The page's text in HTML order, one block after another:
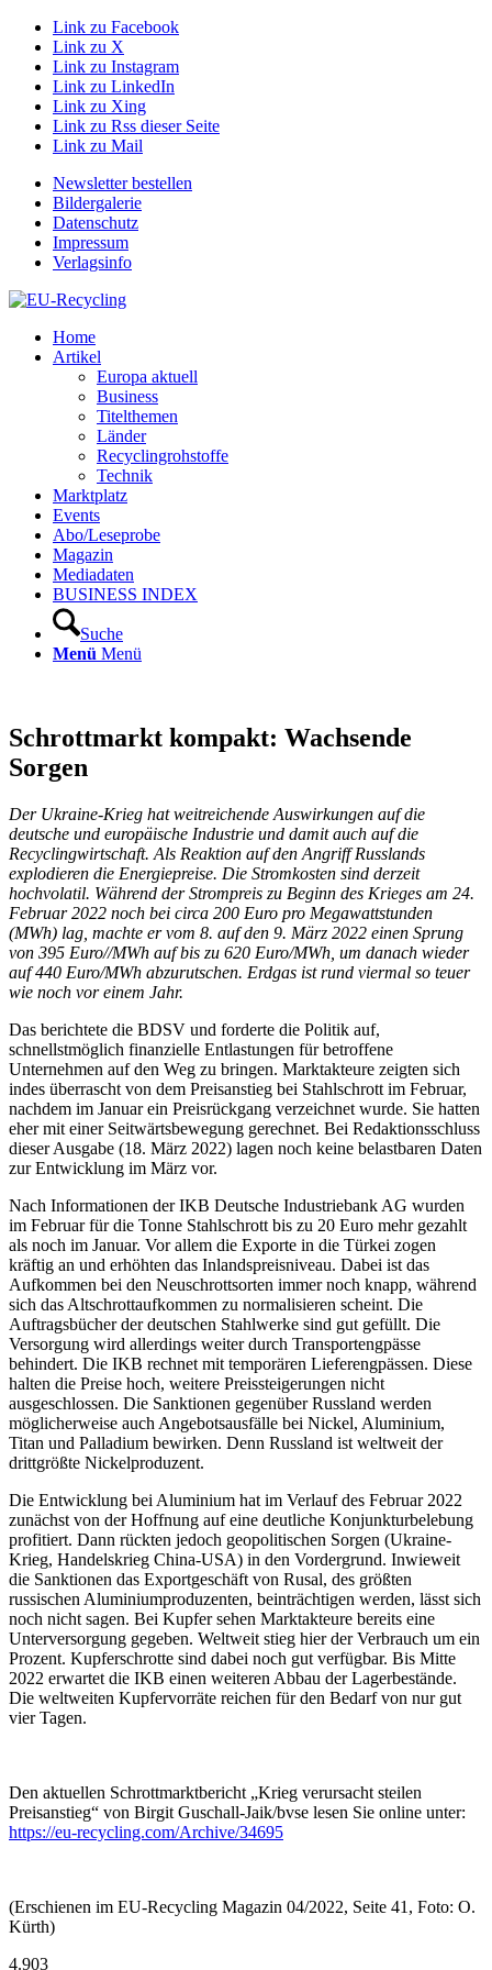
Link zu Facebook
Link zu X
Link zu Instagram
Link zu LinkedIn
Link zu Xing
Link zu Rss dieser Seite
Link zu Mail
Newsletter bestellen
Bildergalerie
Datenschutz
Impressum
Verlagsinfo
Home
Artikel
Europa aktuell
Business
Titelthemen
Länder
Recyclingrohstoffe
Technik
Marktplatz
Events
Abo/Leseprobe
Magazin
Mediadaten
BUSINESS INDEX
Suche
Menü Menü
Schrottmarkt kompakt: Wachsende
Sorgen
Der Ukraine-Krieg hat weitreichende Auswirkungen auf die
deutsche und europäische Industrie und damit auch auf die
Recyclingwirtschaft. Als Reaktion auf den Angriff Russlands
explodieren die Energiepreise. Die Stromkosten sind derzeit
hochvolatil. Während der Strompreis zu Beginn des Krieges am 24.
Februar 2022 noch bei circa 200 Euro pro Megawattstunden
(MWh) lag, machte er vom 8. auf den 9. März 2022 einen Sprung
von 395 Euro//MWh auf bis zu 620 Euro/MWh, um danach wieder
auf 440 Euro/MWh abzurutschen. Erdgas ist rund viermal so teuer
wie noch vor einem Jahr.
Das berichtete die BDSV und forderte die Politik auf,
schnellstmöglich finanzielle Entlastungen für betroffene
Unternehmen auf den Weg zu bringen. Marktakteure zeigten sich
indes überrascht von dem Preisanstieg bei Stahlschrott im Februar,
nachdem im Januar ein Preisrückgang verzeichnet wurde. Sie hatten
eher mit einer Seitwärtsbewegung gerechnet. Bei Redaktionsschluss
dieser Ausgabe (18. März 2022) lagen noch keine belastbaren Daten
zur Entwicklung im März vor.
Nach Informationen der IKB Deutsche Industriebank AG wurden
im Februar für die Tonne Stahlschrott bis zu 20 Euro mehr gezahlt
als noch im Januar. Vor allem die Exporte in die Türkei zogen
kräftig an und erhöhten das Inlandspreisniveau. Dabei ist das
Aufkommen bei den Neuschrottsorten immer noch knapp, während
sich das Altschrottaufkommen zu normalisieren scheint. Die
Auftragsbücher der deutschen Stahlwerke sind gut gefüllt. Die
Versorgung wird allerdings weiter durch Transportengpässe
behindert. Die IKB rechnet mit temporären Lieferengpässen. Diese
halten die Preise hoch, weitere Preissteigerungen nicht
ausgeschlossen. Die Sank­tionen gegenüber Russland werden
möglicherweise auch Angebotsausfälle bei Nickel, Aluminium,
Titan und Palladium bewirken. Denn Russland ist weltweit der
drittgrößte Nickelproduzent.
Die Entwicklung bei Aluminium hat im Verlauf des Februar 2022
zunächst von der Hoffnung auf eine deutliche Konjunkturbelebung
profitiert. Dann rückten jedoch geopolitischen Sorgen (Ukraine-
Krieg, Handelskrieg China-USA) in den Vordergrund. Inwieweit
die Sanktionen das Exportgeschäft von Rusal, des größten
russischen Aluminiumproduzenten, beinträchtigen werden, lässt sich
noch nicht sagen. Bei Kupfer sehen Marktakteure bereits eine
Unterversorgung gegeben. Weltweit stieg hier der Verbrauch um ein
Prozent. Kupferschrotte sind dabei noch gut verfügbar. Bis Mitte
2022 erwartet die IKB einen weiteren Abbau der Lagerbestände.
Die weltweiten Kupfervorräte reichen für den Bedarf von nur gut
vier Tagen.
Den aktuellen Schrottmarktbericht „Krieg verursacht steilen
Preisanstieg“ von Birgit Guschall-Jaik/bvse lesen Sie online unter:
https://eu-recycling.com/Archive/34695
(Erschienen im EU-Recycling Magazin 04/2022, Seite 41, Foto: O.
Kürth)
4.903